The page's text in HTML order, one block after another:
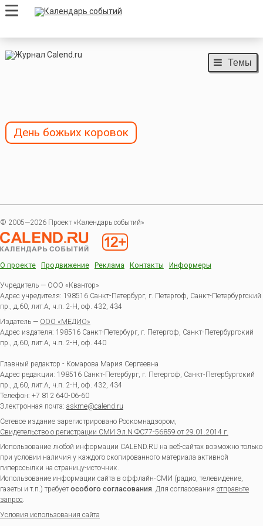
Темы
День божьих коровок
© 2005—2026 Проект «Календарь событий»
О проекте Продвижение Реклама Контакты Информеры
Учредитель — ООО «Квантор»
Адрес учредителя: 198516 Санкт-Петербург, г. Петергоф, Санкт-Петербургский
пр., д.60, лит.А, ч.п. 2-Н, оф. 432, 434
Издатель — ООО «МЕДИО»
Адрес издателя: 198516 Санкт-Петербург, г. Петергоф, Санкт-Петербургский
пр., д.60, лит.А, ч.п. 2-Н, оф. 440
Главный редактор - Комарова Мария Сергеевна
Адрес редакции: 198516 Санкт-Петербург, г. Петергоф, Санкт-Петербургский
пр., д.60, лит.А, ч.п. 2-Н, оф. 432, 434
Телефон: +7 812 640-06-60
Электронная почта: askme@calend.ru
Сетевое издание зарегистрировано Роскомнадзором,
Свидетельство о регистрации СМИ Эл.N ФС77-56859 от 29.01.2014 г.
Использование любой информации CALEND.RU на веб-сайтах возможно только
при условии наличия у каждого скопированного материала активной
гиперссылки на страницу-источник.
Использование информации сайта в оффлайн-СМИ (радио, телевидение,
газеты и т.п.) требуетособого согласования. Для согласования отправьте
запрос.
Условия использования сайта